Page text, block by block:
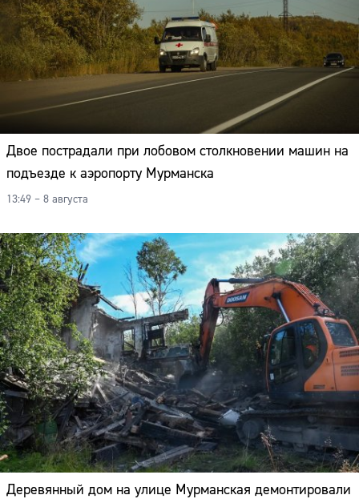
Двое пострадали при лобовом столкновении машин на
подъезде к аэропорту Мурманска
13:49 – 8 августа
Деревянный дом на улице Мурманская демонтировали